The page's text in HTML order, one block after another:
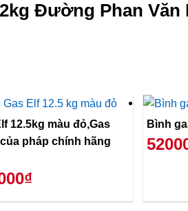
Đường Phan Văn
12.5kg màu đỏ,Gas
pháp chính hãng
Bình